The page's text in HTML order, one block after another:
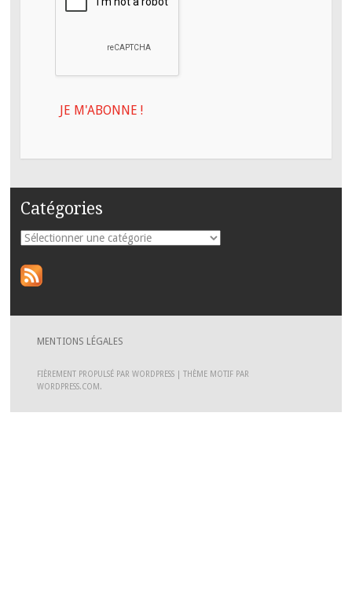
Catégories
Catégories
MENTIONS LÉGALES
FIÈREMENT PROPULSÉ PAR WORDPRESS |THÈME MOTIF PAR
WORDPRESS.COM .